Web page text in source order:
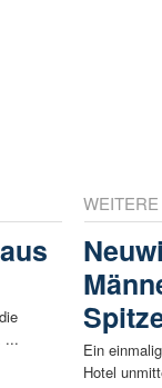
...
Ein
Hotel